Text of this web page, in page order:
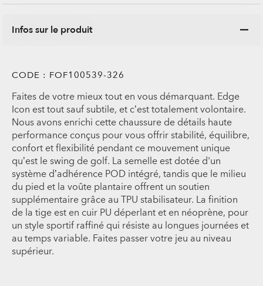
Infos sur le produit
CODE : FOF100539-326
Faites de votre mieux tout en vous démarquant. Edge
Icon est tout sauf subtile, et c’est totalement volontaire.
Nous avons enrichi cette chaussure de détails haute
performance conçus pour vous offrir stabilité, équilibre,
confort et flexibilité pendant ce mouvement unique
qu’est le swing de golf. La semelle est dotée d'un
système d’adhérence POD intégré, tandis que le milieu
du pied et la voûte plantaire offrent un soutien
supplémentaire grâce au TPU stabilisateur. La finition
de la tige est en cuir PU déperlant et en néoprène, pour
un style sportif raffiné qui résiste au longues journées et
au temps variable. Faites passer votre jeu au niveau
supérieur.